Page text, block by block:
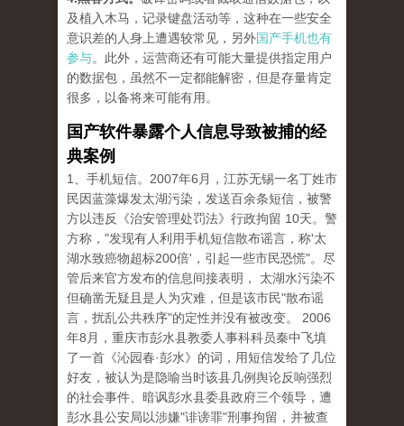
及植入木马，记录键盘活动等，这种在一些安全
意识差的人身上遭遇较常见，另外国产手机也有
参与。此外，运营商还有可能大量提供指定用户
的数据包，虽然不一定都能解密，但是存量肯定
很多，以备将来可能有用。
国产软件暴露个人信息导致被捕的经
典案例
1、手机短信。2007年6月，江苏无锡一名丁姓市
民因蓝藻爆发太湖污染，发送百余条短信，被警
方以违反《治安管理处罚法》行政拘留 10天。警
方称，"发现有人利用手机短信散布谣言，称'太
湖水致癌物超标200倍'，引起一些市民恐慌"。尽
管后来官方发布的信息间接表明， 太湖水污染不
但确凿无疑且是人为灾难，但是该市民"散布谣
言，扰乱公共秩序"的定性并没有被改变。 2006
年8月，重庆市彭水县教委人事科科员秦中飞填
了一首《沁园春·彭水》的词，用短信发给了几位
好友，被认为是隐喻当时该县几例舆论反响强烈
的社会事件、暗讽彭水县委县政府三个领导，遭
彭水县公安局以涉嫌"诽谤罪"刑事拘留，并被查